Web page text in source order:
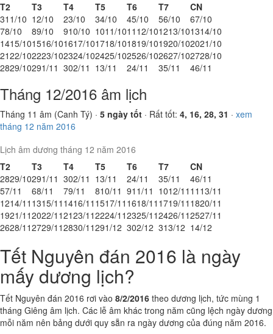
T2
T3 T4 T5 T6 T7
CN
31 1/10 12/10 23/10 34/10 45/10 56/10 67/10
78/10 89/10 910/10 1011/1011 12/101213/101314/10
1415/101516/101617/101718/101819/101920/102021/10
2122/102223/102324/102425/102526/102627/102728/10
2829/10291/11 302/11 13/11 24/11 35/11 46/11
Tháng 12/2016 âm lịch
Tháng 11 âm (Canh Tý) · 5 ngày tốt · Rất tốt: 4, 16, 28, 31 · xem
tháng 12 năm 2016
Lịch âm dương tháng 12 năm 2016
T2
T3 T4 T5 T6 T7
CN
2829/10291/11 302/11 13/11 24/11 35/11 46/11
57/11 68/11 79/11 810/11 911/11 1012/11 11 13/11
1214/11 1315/11 1416/11 1517/11 1618/11 1719/11 1820/11
1921/112022/112123/112224/112325/112426/112527/11
2628/112729/112830/11291/12 302/12 313/12 14/12
Tết Nguyên đán 2016 là ngày
mấy dương lịch?
Tết Nguyên đán 2016 rơi vào 8/2/2016 theo dương lịch, tức mùng 1
tháng Giêng âm lịch. Các lễ âm khác trong năm cũng lệch ngày dương
mỗi năm nên bảng dưới quy sẵn ra ngày dương của đúng năm 2016.